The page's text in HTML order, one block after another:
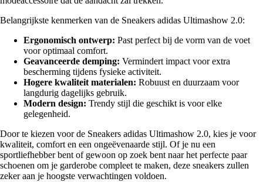
Belangrijkste kenmerken van de Sneakers adidas Ultimashow 2.0:
Ergonomisch ontwerp: Past perfect bij de vorm van de voet
voor optimaal comfort.
Geavanceerde demping: Vermindert impact voor extra
bescherming tijdens fysieke activiteit.
Hogere kwaliteit materialen: Robuust en duurzaam voor
langdurig dagelijks gebruik.
Modern design: Trendy stijl die geschikt is voor elke
gelegenheid.
Door te kiezen voor de Sneakers adidas Ultimashow 2.0, kies je voor
kwaliteit, comfort en een ongeëvenaarde stijl. Of je nu een
sportliefhebber bent of gewoon op zoek bent naar het perfecte paar
schoenen om je garderobe compleet te maken, deze sneakers zullen
zeker aan je hoogste verwachtingen voldoen.